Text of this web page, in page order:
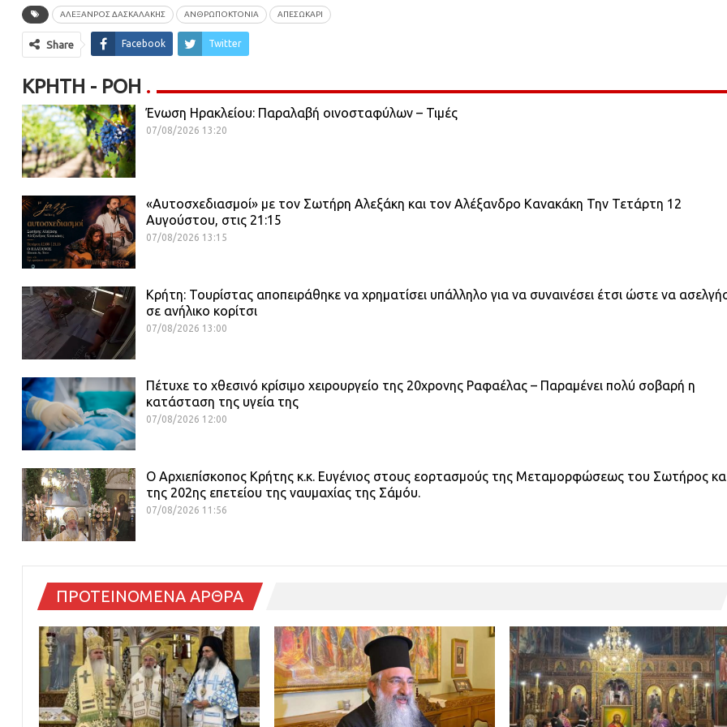
ΑΛΕΞΑΝΡΟΣ ΔΑΣΚΑΛΑΚΗΣ ΑΝΘΡΩΠΟΚΤΟΝΙΑ ΑΠΕΣΩΚΑΡΙ
Share Facebook Twitter
ΚΡΉΤΗ - ΡΟΗ
Ένωση Ηρακλείου: Παραλαβή οινοσταφύλων – Τιμές
07/08/2026 13:20
«Αυτοσχεδιασμοί» με τον Σωτήρη Αλεξάκη και τον Αλέξανδρο Κανακάκη Την Τετάρτη 12
Αυγούστου, στις 21:15
07/08/2026 13:15
Κρήτη: Τουρίστας αποπειράθηκε να χρηματίσει υπάλληλο για να συναινέσει έτσι ώστε να
σε ανήλικο κορίτσι
07/08/2026 13:00
Πέτυχε το χθεσινό κρίσιμο χειρουργείο της 20χρονης Ραφαέλας – Παραμένει πολύ σοβαρή η
κατάσταση της υγεία της
07/08/2026 12:00
Ο Αρχιεπίσκοπος Κρήτης κ.κ. Ευγένιος στους εορτασμούς της Μεταμορφώσεως του Σωτήρος
της 202ης επετείου της ναυμαχίας της Σάμόυ.
07/08/2026 11:56
ΠΡΟΤΕΙΝΟΜΕΝΑ ΑΡΘΡΑ